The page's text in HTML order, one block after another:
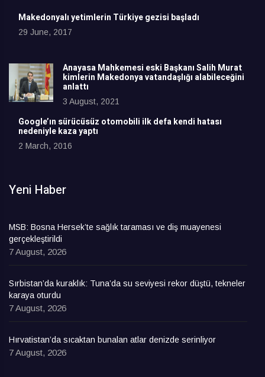
Makedonyalı yetimlerin Türkiye gezisi başladı
29 June, 2017
Anayasa Mahkemesi eski Başkanı Salih Murat
kimlerin Makedonya vatandaşlığı alabileceğini
anlattı
3 August, 2021
Google’ın sürücüsüz otomobili ilk defa kendi hatası
nedeniyle kaza yaptı
2 March, 2016
Yeni Haber
MSB: Bosna Hersek’te sağlık taraması ve diş muayenesi
gerçekleştirildi
7 August, 2026
Sırbistan’da kuraklık: Tuna’da su seviyesi rekor düştü, tekneler
karaya oturdu
7 August, 2026
Hırvatistan’da sıcaktan bunalan atlar denizde serinliyor
7 August, 2026